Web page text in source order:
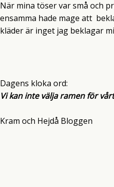
När mina töser var små och
ensamma hade mage att
kläder är inget jag beklagar
Dagens kloka ord:
Vi kan inte välja ramen för
Kram och Hejdå Bloggen